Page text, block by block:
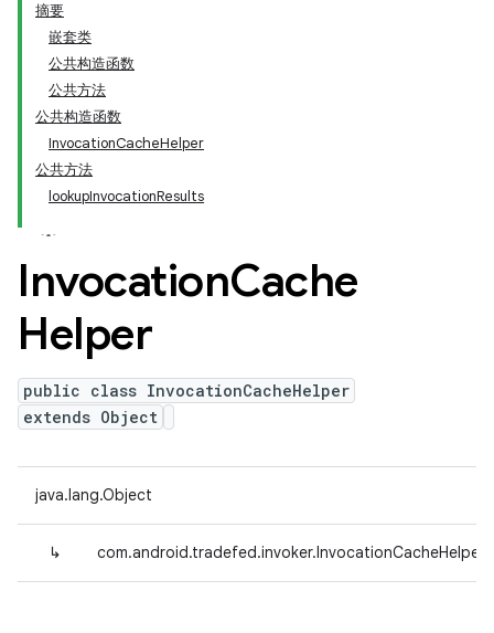
摘要
嵌套类
公共构造函数
公共方法
公共构造函数
InvocationCacheHelper
公共方法
lookupInvocationResults
InvocationCache
Helper
public class InvocationCacheHelper
extends Object
java.lang.Object
↳ com.android.tradefed.invoker.InvocationCacheHelper